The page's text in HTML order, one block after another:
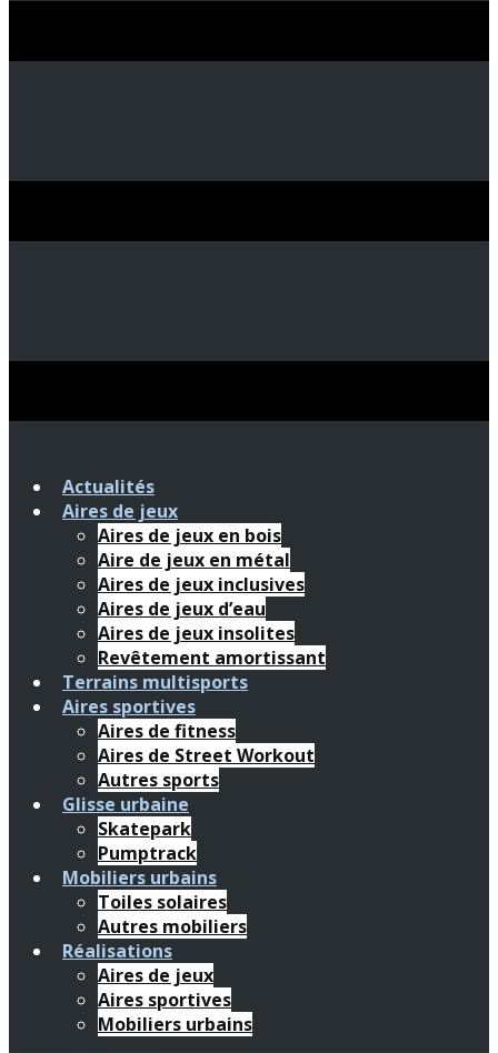
Actualités
Aires de jeux
Aires de jeux en bois
Aire de jeux en métal
Aires de jeux inclusives
Aires de jeux d’eau
Aires de jeux insolites
Revêtement amortissant
Terrains multisports
Aires sportives
Aires de fitness
Aires de Street Workout
Autres sports
Glisse urbaine
Skatepark
Pumptrack
Mobiliers urbains
Toiles solaires
Autres mobiliers
Réalisations
Aires de jeux
Aires sportives
Mobiliers urbains